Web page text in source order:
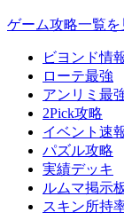
ゲーム攻略一覧を
ビヨンド情
ローテ最強
アンリミ最
2Pick攻略
イベント速
パズル攻略
実績デッキ
ルムマ掲示
スキン所持